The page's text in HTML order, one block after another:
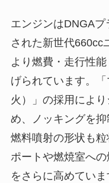
エンジンはDNGA
された新世代660cc
より燃費・走行性
げられています。
火）」の採用によ
め、ノッキングを抑
燃料噴射の形状も
ポートや燃焼室へ
をさらに高めていま